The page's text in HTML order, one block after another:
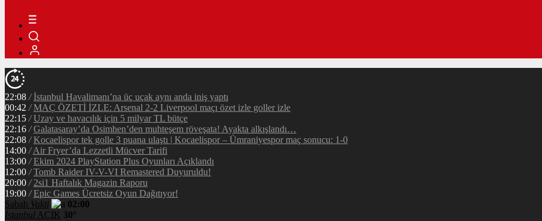
22:08 / İstanbul Havalimanı’na üç uçak aynı anda iniş yaptı
00:42 / MAÇ ÖZETİ İZLE: Arsenal 2-2 Liverpool maçı özet izle goller izle
22:15 / Uzay ve havacılık için 5 milyar TL bütçe
22:16 / Galatasaray’da Osimhen’den muhteşem röveşata! Ayakta alkışlandı…
22:08 / Kocaelispor tek golle 3 puana ulaştı | Kocaelispor – Ümraniyespor maç sonucu: 1-0
14:00 / Air Fryer’da Lezzetli Mücver Tarifi
13:00 / Ekim 2024 PlayStation Plus Oyunları Açıklandı
12:00 / Tomb Raider IV-V-VI Remastered Duyuruldu!
20:00 / 2si1 Haftalık Magazin Raporu
19:00 / Epic Games Ücretsiz Oyun Dağıtıyor!
Sabah Vakti
02:00
İstanbul AÇIK 30°